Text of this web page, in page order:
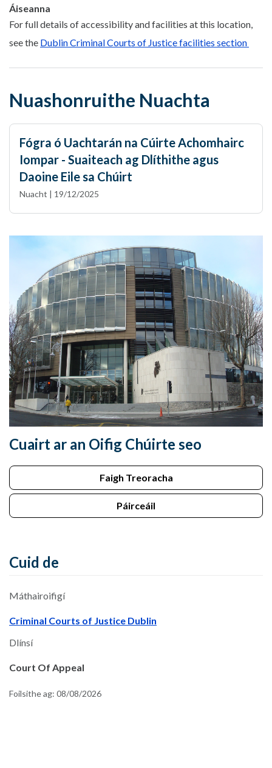
Áiseanna
For full details of accessibility and facilities at this location,
see the Dublin Criminal Courts of Justice facilities section
Nuashonruithe Nuachta
Fógra ó Uachtarán na Cúirte Achomhairc
Iompar - Suaiteach ag Dlíthithe agus
Daoine Eile sa Chúirt
Nuacht | 19/12/2025
Cuairt ar an Oifig Chúirte seo
Faigh Treoracha
Páirceáil
Cuid de
Máthairoifigí
Criminal Courts of Justice Dublin
Dlínsí
Court Of Appeal
Foilsithe ag: 08/08/2026